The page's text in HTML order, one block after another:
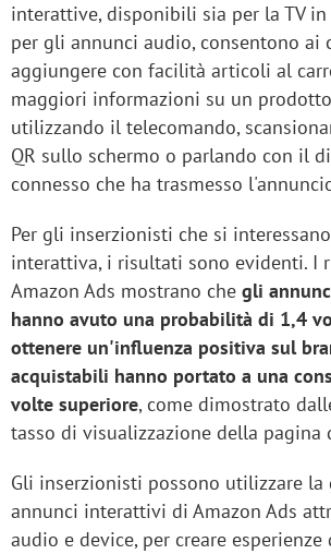
interattive, disponibili sia per la TV
per gli annunci audio, consentono ai
aggiungere con facilità articoli al
maggiori informazioni su un
utilizzando il telecomando,
QR sullo schermo o parlando con il
connesso che ha trasmesso
Per gli inserzionisti che si
interattiva, i risultati sono evidenti. I
Amazon Ads mostrano che gli
hanno avuto una probabilità di 1,4
ottenere un'influenza positiva sul
acquistabili hanno portato a una
volte superiore, come dimostrato
tasso di visualizzazione della pagina
Gli inserzionisti possono utilizzare la
annunci interattivi di Amazon Ads
audio e device, per creare